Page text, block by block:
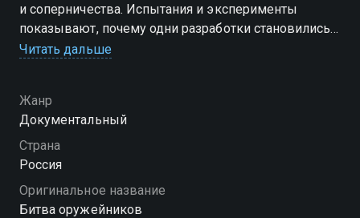
и соперничества. Испытания и эксперименты
показывают, почему одни разработки становились
легендой, а другие уходили в тень. Каждое новое
раскрывая изобретательность и гений создателей.
Посмотреть онлайн 3 сезон сериала Битва
оружейников вы можете совершенно бесплатно в
хорошем HD качестве на Смотрёшке
Читать дальше
Жанр
Документальный
Страна
Россия
Оригинальное название
Битва оружейников